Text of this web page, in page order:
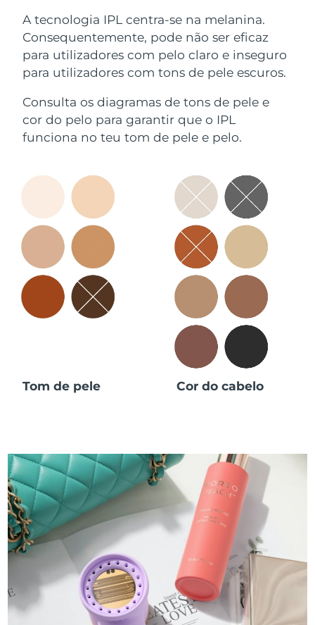
A tecnologia IPL centra-se na melanina.
Consequentemente, pode não ser eficaz
para utilizadores com pelo claro e inseguro
para utilizadores com tons de pele escuros.
Consulta os diagramas de tons de pele e
cor do pelo para garantir que o IPL
funciona no teu tom de pele e pelo.
Tom de pele Cor do cabelo